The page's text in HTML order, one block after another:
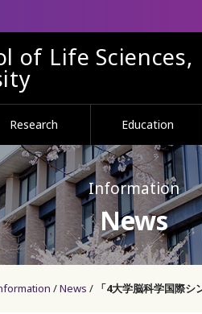
of Life Sciences,
Research Education
Information
News
News 「4大学脳科学国際シ